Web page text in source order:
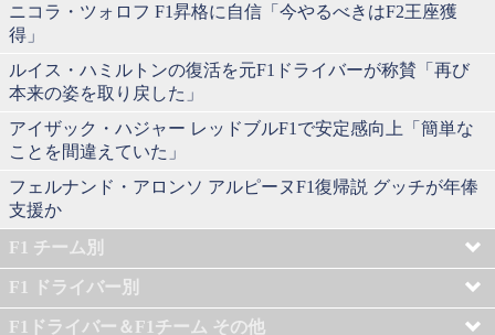
ニコラ・ツォロフ F1昇格に自信「今やるべきはF2王座獲
得」
ルイス・ハミルトンの復活を元F1ドライバーが称賛「再び
本来の姿を取り戻した」
アイザック・ハジャー レッドブルF1で安定感向上「簡単な
ことを間違えていた」
フェルナンド・アロンソ アルピーヌF1復帰説 グッチが年俸
支援か
F1 チーム別
F1 ドライバー別
F1ドライバー＆F1チーム その他